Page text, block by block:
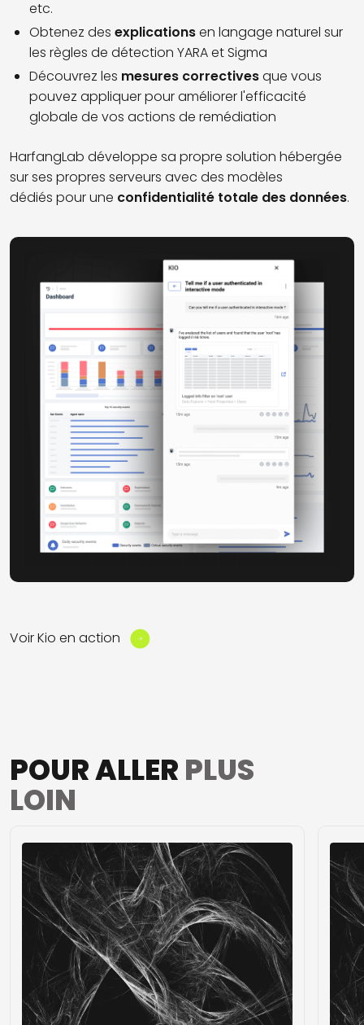
etc.
Obtenez des explicationsen langage naturel sur
les règles de détection YARA et Sigma
Découvrez les mesures correctivesque vous
pouvez appliquer pour améliorer l'efficacité
globale de vos actions de remédiation
HarfangLab développe sa propre solution hébergée
sur ses propres serveurs avec des modèles
dédiés pour une confidentialité totale des données.
Voir Kio en action
POUR ALLER PLUS
LOIN